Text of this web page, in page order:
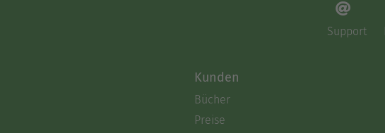
Support
Kunden
Bücher
Preise